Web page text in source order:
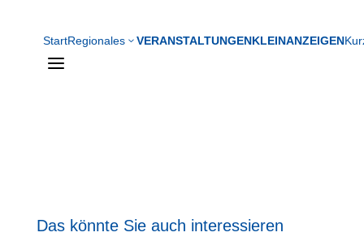
StartRegionales3 VERANSTALTUNGENKLEINANZEIGEN
a
Das könnte Sie auch interessieren